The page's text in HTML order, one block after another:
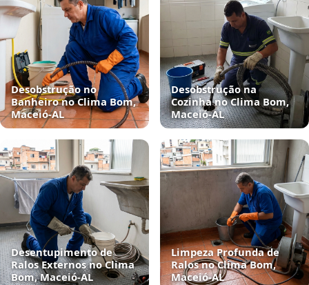
Desobstrução no
Banheiro no Clima Bom,
Maceió‑AL
Desobstrução na
Cozinha no Clima Bom,
Maceió‑AL
Desentupimento de
Ralos Externos no Clima
Bom, Maceió‑AL
Limpeza Profunda de
Ralos no Clima Bom,
Maceió‑AL